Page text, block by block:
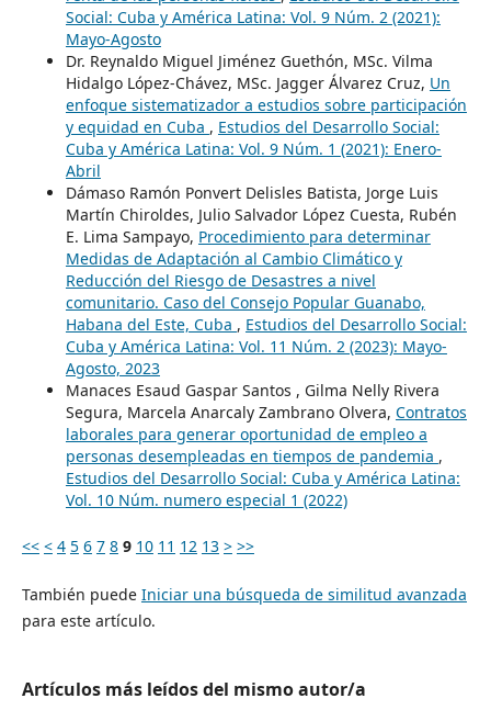
Social: Cuba y América Latina: Vol. 9 Núm. 2 (2021):
Mayo-Agosto
Dr. Reynaldo Miguel Jiménez Guethón, MSc. Vilma
Hidalgo López-Chávez, MSc. Jagger Álvarez Cruz, Un
enfoque sistematizador a estudios sobre participación
y equidad en Cuba , Estudios del Desarrollo Social:
Cuba y América Latina: Vol. 9 Núm. 1 (2021): Enero-
Abril
Dámaso Ramón Ponvert Delisles Batista, Jorge Luis
Martín Chiroldes, Julio Salvador López Cuesta, Rubén
E. Lima Sampayo, Procedimiento para determinar
Medidas de Adaptación al Cambio Climático y
Reducción del Riesgo de Desastres a nivel
comunitario. Caso del Consejo Popular Guanabo,
Habana del Este, Cuba , Estudios del Desarrollo Social:
Cuba y América Latina: Vol. 11 Núm. 2 (2023): Mayo-
Agosto, 2023
Manaces Esaud Gaspar Santos , Gilma Nelly Rivera
Segura, Marcela Anarcaly Zambrano Olvera, Contratos
laborales para generar oportunidad de empleo a
personas desempleadas en tiempos de pandemia ,
Estudios del Desarrollo Social: Cuba y América Latina:
Vol. 10 Núm. numero especial 1 (2022)
<< < 4 5 6 7 8 9 10 11 12 13 > >>
También puede Iniciar una búsqueda de similitud avanzada
para este artículo.
Artículos más leídos del mismo autor/a